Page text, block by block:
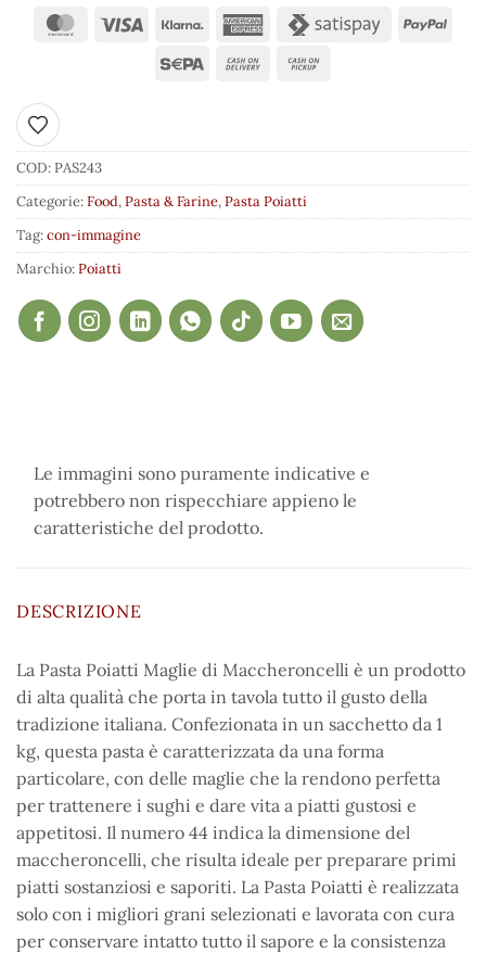
Aggiungi ai preferiti
COD:PAS243
Categorie:Food,Pasta & Farine,Pasta Poiatti
Tag:con-immagine
Marchio:Poiatti
Le immagini sono puramente indicative e
potrebbero non rispecchiare appieno le
caratteristiche del prodotto.
DESCRIZIONE
La Pasta Poiatti Maglie di Maccheroncelli è un prodotto
di alta qualità che porta in tavola tutto il gusto della
tradizione italiana. Confezionata in un sacchetto da 1
kg, questa pasta è caratterizzata da una forma
particolare, con delle maglie che la rendono perfetta
per trattenere i sughi e dare vita a piatti gustosi e
appetitosi. Il numero 44 indica la dimensione del
maccheroncelli, che risulta ideale per preparare primi
piatti sostanziosi e saporiti. La Pasta Poiatti è realizzata
solo con i migliori grani selezionati e lavorata con cura
per conservare intatto tutto il sapore e la consistenza